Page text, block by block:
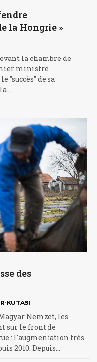
la Hongrie »
la chambre de
ministre
"succès" de sa
des
KUTASI
Nemzet, les
sur le front de
: l'augmentation très
2010. Depuis…